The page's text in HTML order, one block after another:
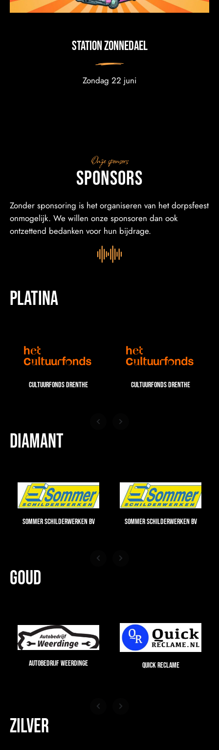
station zonnedael
Zondag 22 juni
Onze sponsors
Sponsors
Zonder sponsoring is het organiseren van het dorpsfeest
onmogelijk. We willen onze sponsoren dan ook
ontzettend bedanken voor hun bijdrage.
platina
Cultuurfonds Drenthe Cultuurfonds Drenthe
Diamant
Sommer Schilderwerken BV Sommer Schilderwerken BV
goud
Weerdinge Quick Reclame
Zilver